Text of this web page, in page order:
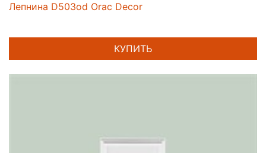
Лепнина D503od Orac Decor
КУПИТЬ